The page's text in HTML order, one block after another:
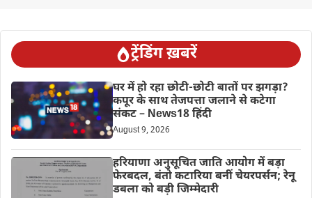
ट्रेंडिंग ख़बरें
घर में हो रहा छोटी-छोटी बातों पर झगड़ा?
कपूर के साथ तेजपत्ता जलाने से कटेगा
संकट – News18 हिंदी
August 9, 2026
हरियाणा अनुसूचित जाति आयोग में बड़ा
फेरबदल, बंतो कटारिया बनीं चेयरपर्सन; रेनू
डबला को बड़ी जिम्मेदारी